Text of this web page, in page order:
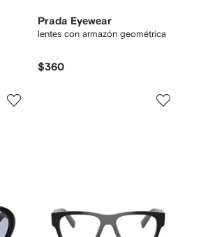
Prada Eyewear
lentes con armazón geométrica
$360